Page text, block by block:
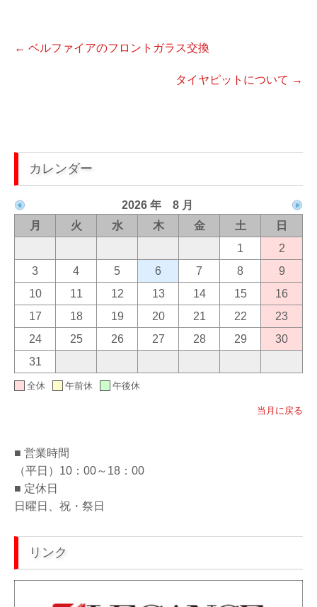
Post
navigation
← ベルファイアのフロントガラス交換
タイヤピットについて →
カレンダー
2026 年 8 月
月
火 水 木 金 土
日
1
2
3
4 5 6 7 8
9
10
11 12 13 14 15
16
17
18 19 20 21 22
23
24
25 26 27 28 29
30
31
全休 午前休 午後休
当月に戻る
■ 営業時間
（平日）10：00～18：00
■ 定休日
日曜日、祝・祭日
リンク